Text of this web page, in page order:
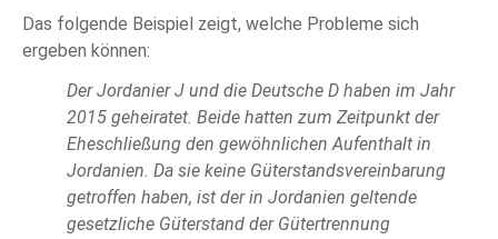
Das folgende Beispiel zeigt, welche Probleme sich
ergeben können:
Der Jordanier J und die Deutsche D haben im Jahr
2015 geheiratet. Beide hatten zum Zeitpunkt der
Eheschließung den gewöhnlichen Aufenthalt in
Jordanien. Da sie keine Güterstandsvereinbarung
getroffen haben, ist der in Jordanien geltende
gesetzliche Güterstand der Gütertrennung